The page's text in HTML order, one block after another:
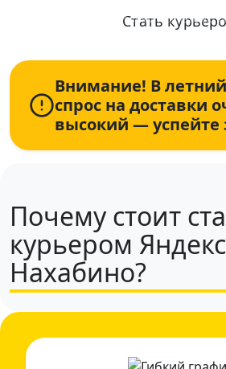
Стать
Информация по условиям и оплате
Внимание! В
спрос на доставки
высокий — успейте
Почему стоит
курьером
Нахабино?